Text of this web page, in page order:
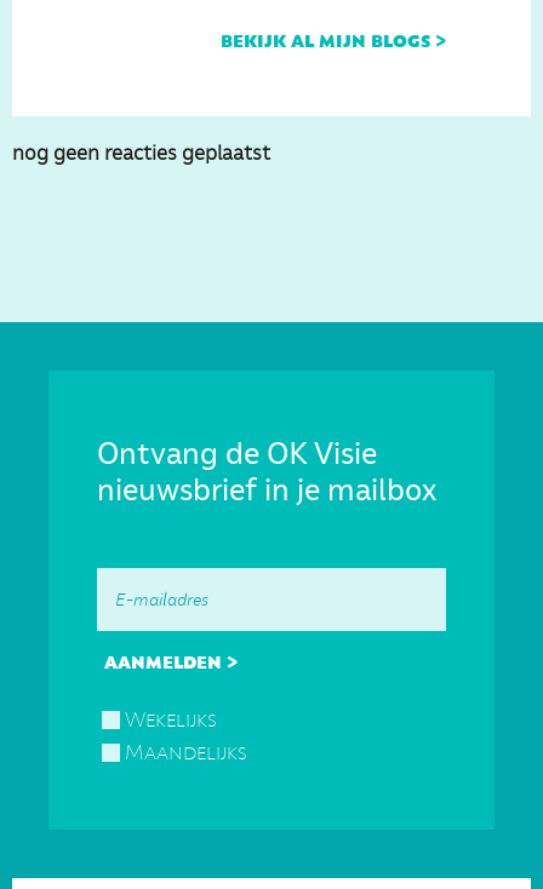
bekijk al mijn blogs >
nog geen reacties geplaatst
Ontvang de OK Visie
nieuwsbrief in je mailbox
Wekelijks
Maandelijks